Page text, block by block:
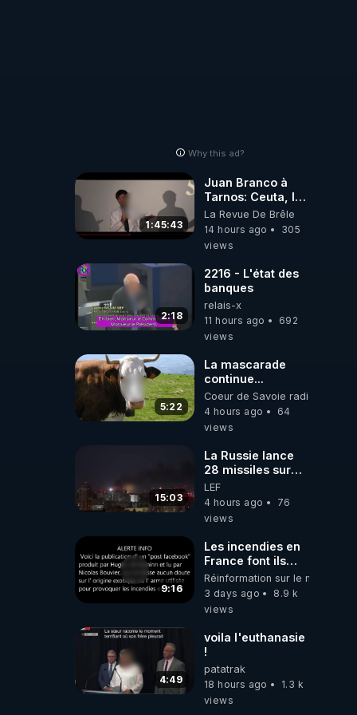
Why this ad?
1:45:43
Juan Branco à
Tarnos: Ceuta, le
narcotrafic et le
pouvoir en France
La Revue De Brêle
14 hours ago
305
views
2:18
2216 - L'état des
banques
relais-x
11 hours ago
692
views
5:22
La mascarade
continue...
Coeur de Savoie radioweb TV
4 hours ago
64
views
15:03
La Russie lance
28 missiles sur
Kiev, l'attaque
révèle la faiblesse
de Kiev
LEF
4 hours ago
76
views
9:16
Les incendies en
France font ils
partie d' un plan
qui aurait débuté
le 11 septembre
Réinformation sur le monde
3 days ago
8.9 k
views
4:49
voila l'euthanasie
!
patatrak
18 hours ago
1.3 k
views